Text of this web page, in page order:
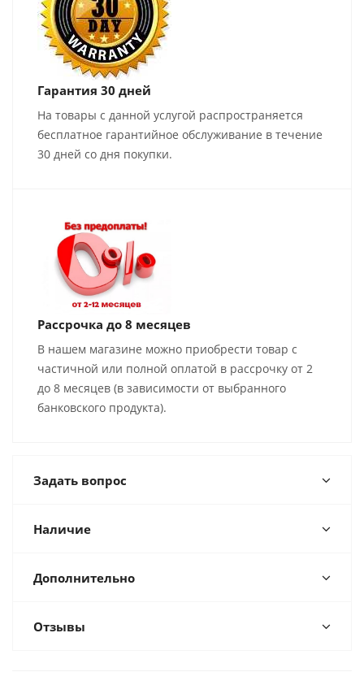
Гарантия 30 дней
На товары с данной услугой распространяется
бесплатное гарантийное обслуживание в течение
30 дней со дня покупки.
Рассрочка до 8 месяцев
В нашем магазине можно приобрести товар с
частичной или полной оплатой в рассрочку от 2
до 8 месяцев (в зависимости от выбранного
банковского продукта).
Задать вопрос
Наличие
Дополнительно
Отзывы